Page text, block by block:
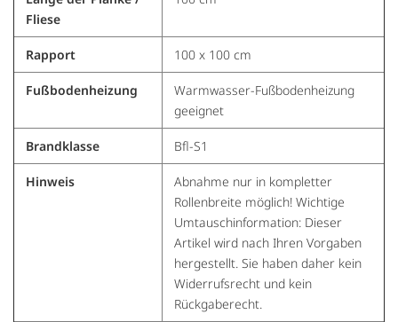
Fliese
Rapport 100 x 100 cm
Fußbodenheizung
Warmwasser-Fußbodenheizung
geeignet
Brandklasse Bfl-S1
Hinweis
Abnahme nur in kompletter
Rollenbreite möglich! Wichtige
Umtauschinformation: Dieser
Artikel wird nach Ihren Vorgaben
hergestellt. Sie haben daher kein
Widerrufsrecht und kein
Rückgaberecht.